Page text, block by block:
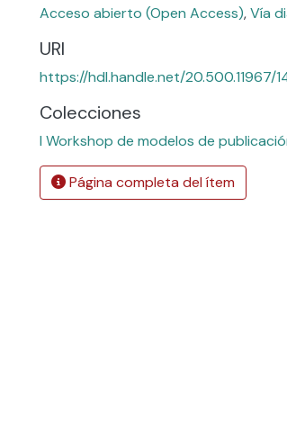
Acceso abierto (Open Access),Vía
URI
https://hdl.handle.net/20.500.11967/
Colecciones
I Workshop de modelos de
Página completa del ítem